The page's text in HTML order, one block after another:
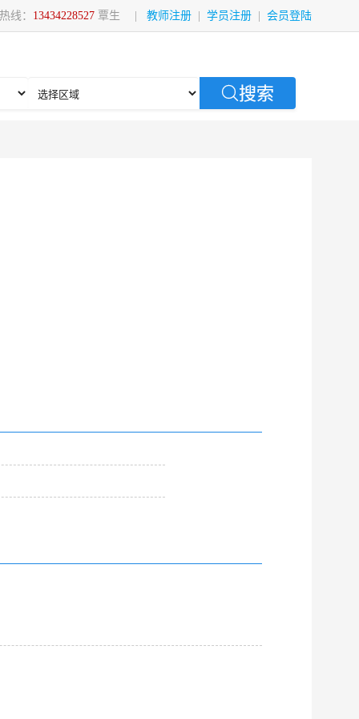
线： 13434228527 覃生 教师注册 学员注册 会员登陆
搜索